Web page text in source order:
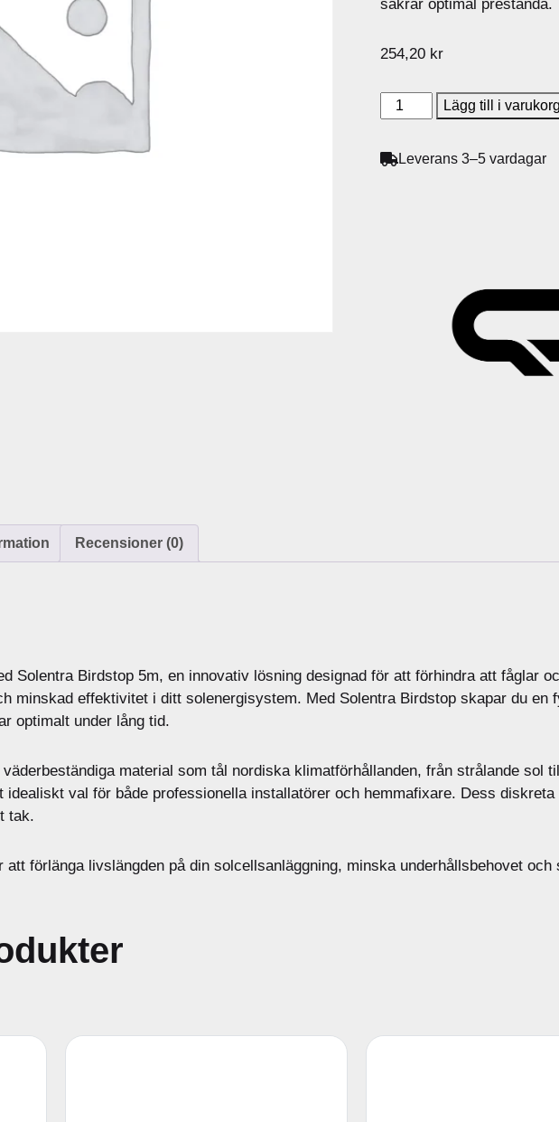
säkrar optimal prestanda.
254,20 kr
o
e
Lägg till i varukorg
Leverans 3–5 vardagar
Recensioner (0)
Solentra Birdstop 5m, en innovativ lösning designad för att förhindra att fåglar
minskad effektivitet i ditt solenergisystem. Med Solentra Birdstop skapar du
optimalt under lång tid.
material som tål nordiska klimatförhållanden, från strålande
val för både professionella installatörer och hemmafixare. Dess
tak.
att förlänga livslängden på din solcellsanläggning, minska underhållsbehovet